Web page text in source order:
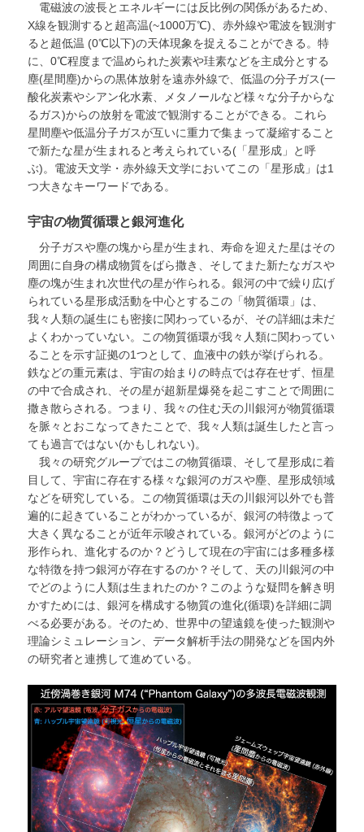
電磁波の波長とエネルギーには反比例の関係があるため、
X線を観測すると超高温(~1000万℃)、赤外線や電波を観測す
ると超低温 (0℃以下)の天体現象を捉えることができる。特
に、0℃程度まで温められた炭素や珪素などを主成分とする
塵(星間塵)からの黒体放射を遠赤外線で、低温の分子ガス(一
酸化炭素やシアン化水素、メタノールなど様々な分子からな
るガス)からの放射を電波で観測することができる。これら
星間塵や低温分子ガスが互いに重力で集まって凝縮すること
で新たな星が生まれると考えられている(「星形成」と呼
ぶ)。電波天文学・赤外線天文学においてこの「星形成」は1
つ大きなキーワードである。
宇宙の物質循環と銀河進化
分子ガスや塵の塊から星が生まれ、寿命を迎えた星はその
周囲に自身の構成物質をばら撒き、そしてまた新たなガスや
塵の塊が生まれ次世代の星が作られる。銀河の中で繰り広げ
られている星形成活動を中心とするこの「物質循環」は、
我々人類の誕生にも密接に関わっているが、その詳細は未だ
よくわかっていない。この物質循環が我々人類に関わってい
ることを示す証拠の1つとして、血液中の鉄が挙げられる。
鉄などの重元素は、宇宙の始まりの時点では存在せず、恒星
の中で合成され、その星が超新星爆発を起こすことで周囲に
撒き散らされる。つまり、我々の住む天の川銀河が物質循環
を脈々とおこなってきたことで、我々人類は誕生したと言っ
ても過言ではない(かもしれない)。
我々の研究グループではこの物質循環、そして星形成に着
目して、宇宙に存在する様々な銀河のガスや塵、星形成領域
などを研究している。この物質循環は天の川銀河以外でも普
遍的に起きていることがわかっているが、銀河の特徴よって
大きく異なることが近年示唆されている。銀河がどのように
形作られ、進化するのか？どうして現在の宇宙には多種多様
な特徴を持つ銀河が存在するのか？そして、天の川銀河の中
でどのように人類は生まれたのか？このような疑問を解き明
かすためには、銀河を構成する物質の進化(循環)を詳細に調
べる必要がある。そのため、世界中の望遠鏡を使った観測や
理論シミュレーション、データ解析手法の開発などを国内外
の研究者と連携して進めている。